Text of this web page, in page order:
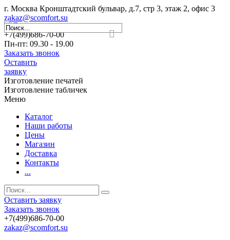
г. Москва Кронштадтский бульвар, д.7, стр 3, этаж 2, офис 3
zakaz@scomfort.su
+7(499)686-70-00
Пн-пт: 09.30 - 19.00
Заказать звонок
Оставить
заявку
Изготовление печатей
Изготовление табличек
Меню
Каталог
Наши работы
Цены
Магазин
Доставка
Контакты
...
Оставить заявку
Заказать звонок
+7(499)686-70-00
zakaz@scomfort.su